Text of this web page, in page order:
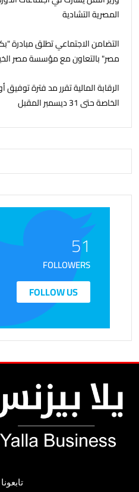
المصرية التشادية
التضامن الاجتماعي تطلق مبادرة
مصر" بالتعاون مع مؤسسة مصر
الرقابة المالية تقرر مد فترة
الخاصة حتى 31 ديسمبر المقبل
51
FOLLOWERS
FOLLOW US